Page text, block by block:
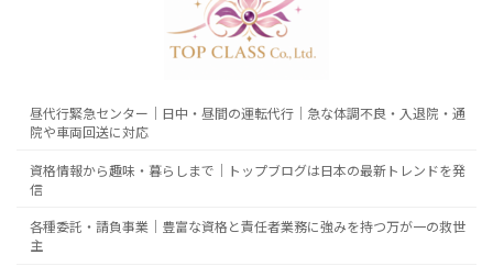
昼代行緊急センター｜日中・昼間の運転代行｜急な体調不良・入退院・通
院や車両回送に対応
資格情報から趣味・暮らしまで｜トップブログは日本の最新トレンドを発
信
各種委託・請負事業｜豊富な資格と責任者業務に強みを持つ万が一の救世
主